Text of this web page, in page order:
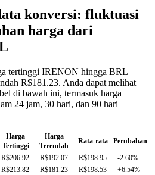
konversi: fluktuasi
harga dari
tertinggi IRENON hingga BRL
R$181.23. Anda dapat melihat
di bawah ini, termasuk harga
24 jam, 30 hari, dan 90 hari
Harga
Tertinggi
Harga
Terendah
Rata-rata
Perubahan
R$206.92 R$192.07 R$198.95
-2.60%
R$213.82 R$181.23 R$198.53
+6.54%